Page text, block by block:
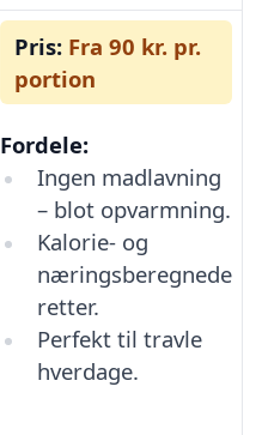
Pris: Fra 90 kr. pr.
portion
Fordele:
Ingen madlavning
– blot opvarmning.
Kalorie- og
næringsberegnede
retter.
Perfekt til travle
hverdage.